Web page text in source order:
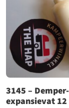
3145 – Demper-
expansievat